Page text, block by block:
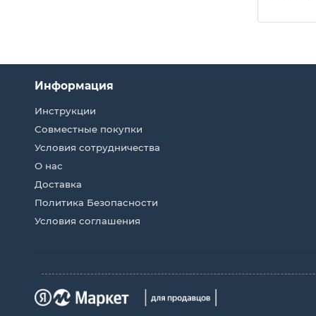
Информация
Инструкции
Совместные покупки
Условия сотрудничества
О нас
Доставка
Политика Безопасности
Условия соглашения